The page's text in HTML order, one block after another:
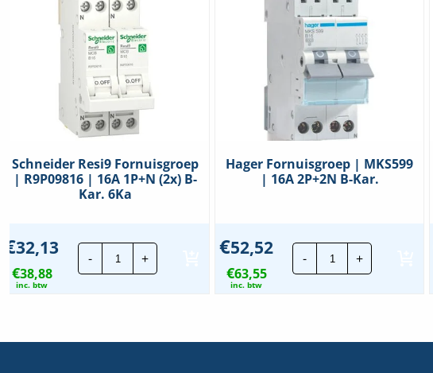
Beschermingsgraad (IP)
IP20
Breedte in module-eenheden
Nee
Gebruikscategorie
7
43,5 mm
Max. belasting TL-buis
1200 VA
Max. belasting TL-buis (parallel
gecompenseerd)
1200 VA
Schneider Resi9 Fornuisgroep
| R9P09816 | 16A 1P+N (2x) B-
Kar. 6Ka
€32,13
€38,88
inc. btw
-
Schneider
Resi9
Fornuisgroep
+
Hager Fornuisgroep | MKS599
| 16A 2P+2N B-Kar.
€52,52
€63,55
inc. btw
-
Hager
Fornuisgroep
|
+